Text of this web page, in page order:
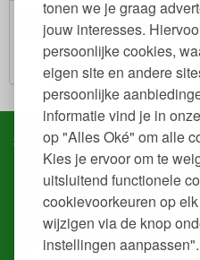
tonen we je graag
jouw interesses.
persoonlijke cookies,
eigen site en andere
persoonlijke
informatie vind je in
op "Alles Oké" om alle
Kies je ervoor om te
uitsluitend functionele
cookievoorkeuren op
wijzigen via de knop
instellingen aanpassen".
Service & contact
Snel regelen in je
Volg jebestelling,
artikel.
Heb je ons nodig?